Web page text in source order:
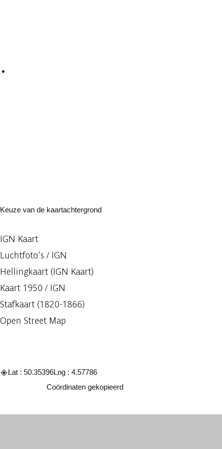
Keuze van de kaartachtergrond
IGN Kaart
Luchtfoto’s / IGN
Hellingkaart (IGN Kaart)
Kaart 1950 / IGN
Stafkaart (1820-1866)
Open Street Map
Lat : 50.35396Lng : 4.57786
Coördinaten gekopieerd